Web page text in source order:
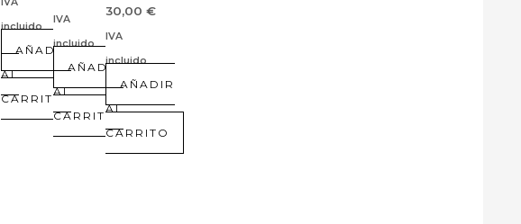
incluido
AÑADIR
AL
CARRITO
IVA
incluido
AÑADIR
AL
CARRITO
30,00 €
IVA
incluido
AÑADIR
AL
CARRITO